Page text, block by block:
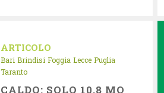
ARTICOLO
Bari Brindisi Foggia Lecce Puglia
Taranto
CALDO: SOLO 10,8 MQ